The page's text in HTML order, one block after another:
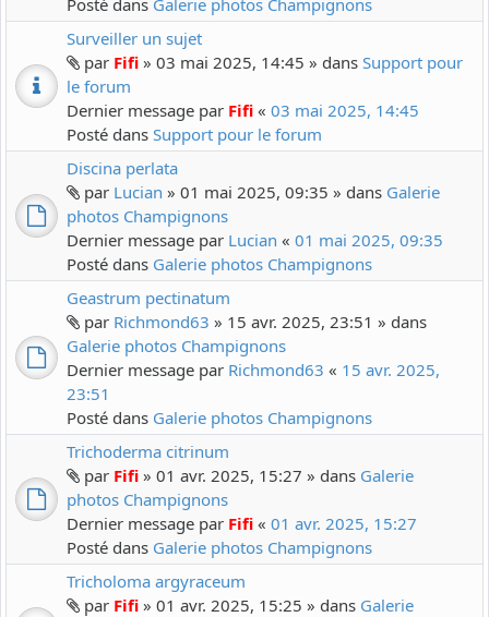
Posté dans Galerie photos Champignons
Surveiller un sujet
par Fifi » 03 mai 2025, 14:45 » dans Support pour
le forum
Dernier message par Fifi « 03 mai 2025, 14:45
Posté dans Support pour le forum
Discina perlata
par Lucian » 01 mai 2025, 09:35 » dans Galerie
photos Champignons
Dernier message par Lucian « 01 mai 2025, 09:35
Posté dans Galerie photos Champignons
Geastrum pectinatum
par Richmond63 » 15 avr. 2025, 23:51 » dans
Galerie photos Champignons
Dernier message par Richmond63 « 15 avr. 2025,
23:51
Posté dans Galerie photos Champignons
Trichoderma citrinum
par Fifi » 01 avr. 2025, 15:27 » dans Galerie
photos Champignons
Dernier message par Fifi « 01 avr. 2025, 15:27
Posté dans Galerie photos Champignons
Tricholoma argyraceum
par Fifi » 01 avr. 2025, 15:25 » dans Galerie